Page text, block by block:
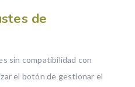
de
sin compatibilidad con
el botón de gestionar el